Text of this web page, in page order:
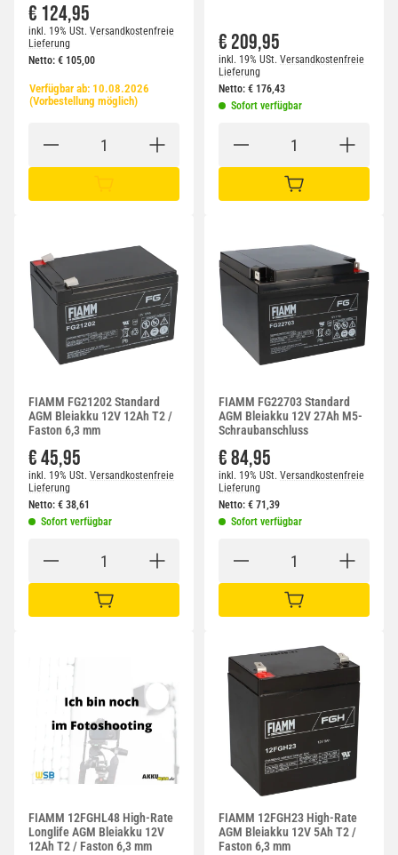
€ 124,95
inkl. 19% USt. Versandkostenfreie
Lieferung
Netto: € 105,00
Verfügbar ab: 10.08.2026
(Vorbestellung möglich)
€ 209,95
inkl. 19% USt. Versandkostenfreie
Lieferung
Netto: € 176,43
Sofort verfügbar
IN DEN WARENKORB
FIAMM FG21202 Standard
AGM Bleiakku 12V 12Ah T2 /
Faston 6,3 mm
€ 45,95
inkl. 19% USt. Versandkostenfreie
Lieferung
Netto: € 38,61
Sofort verfügbar
IN DEN WARENKORB
FIAMM FG22703 Standard
AGM Bleiakku 12V 27Ah M5-
Schraubanschluss
€ 84,95
inkl. 19% USt. Versandkostenfreie
Lieferung
Netto: € 71,39
Sofort verfügbar
IN DEN WARENKORB
FIAMM 12FGHL48 High-Rate
Longlife AGM Bleiakku 12V
12Ah T2 / Faston 6,3 mm
FIAMM 12FGH23 High-Rate
AGM Bleiakku 12V 5Ah T2 /
Faston 6,3 mm